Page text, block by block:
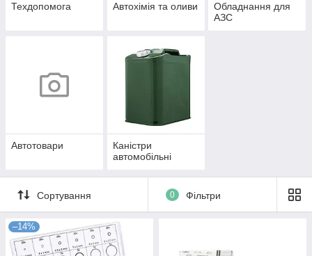
Техдопомога Автохімія та оливи
Обладнання для
АЗС
Автотовари
Каністри
автомобільні
Сортування 0 Фільтри
–14%